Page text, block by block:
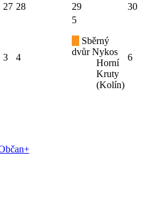
27 28 29 30
3 4
5
Sběrný
dvůr Nykos
Horní
Kruty
(Kolín)
6